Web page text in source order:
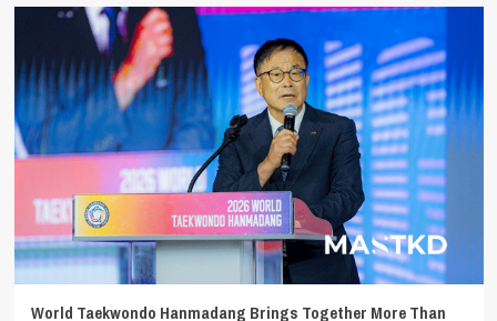
World Taekwondo Hanmadang Brings Together More Than